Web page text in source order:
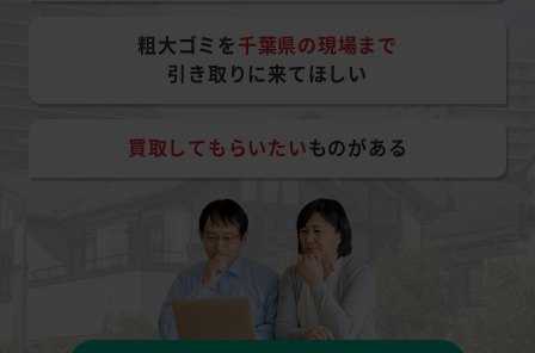
粗大ゴミを千葉県の現場まで
引き取りに来てほしい
買取してもらいたいものがある